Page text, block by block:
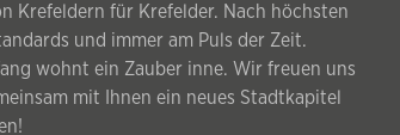
Krefeldern für Krefelder. Nach höchsten
und immer am Puls der Zeit.
wohnt ein Zauber inne. Wir freuen uns
mit Ihnen ein neues Stadtkapitel